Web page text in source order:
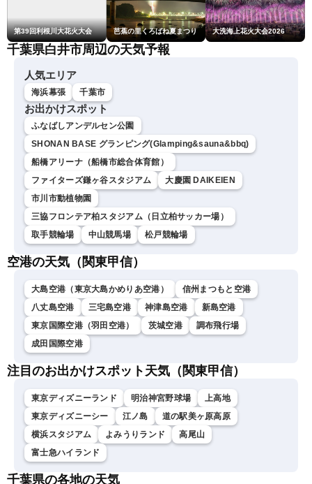
第39回利根川大花火大会 芭蕉の里くろばね夏まつり 大洗海上花火大会2026
千葉県白井市周辺の天気予報
人気エリア
海浜幕張 千葉市
お出かけスポット
ふなばしアンデルセン公園
SHONAN BASE グランピング(Glamping&sauna&bbq)
船橋アリーナ（船橋市総合体育館）
ファイターズ鎌ヶ谷スタジアム
大慶園 DAIKEIEN
市川市動植物園
三協フロンテア柏スタジアム（日立柏サッカー場）
取手競輪場
中山競馬場 松戸競輪場
空港の天気（関東甲信）
大島空港（東京大島かめりあ空港）
信州まつもと空港
八丈島空港
三宅島空港 神津島空港
新島空港
東京国際空港（羽田空港）
茨城空港
調布飛行場
成田国際空港
注目のお出かけスポット天気（関東甲信）
東京ディズニーランド 明治神宮野球場
上高地
東京ディズニーシー
江ノ島
道の駅美ヶ原高原
横浜スタジアム
よみうりランド
高尾山
富士急ハイランド
千葉県の各地の天気